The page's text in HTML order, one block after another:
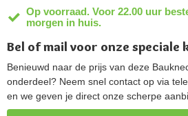
Op voorraad. Voor 22.00 uur
morgen in huis.
Bel of mail voor onze
Benieuwd naar de prijs van deze
onderdeel? Neem snel contact op via
en we geven je direct onze scherpe